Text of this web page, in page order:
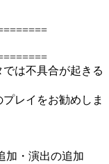
具合が起きる
お勧めしま
加・演出の追加